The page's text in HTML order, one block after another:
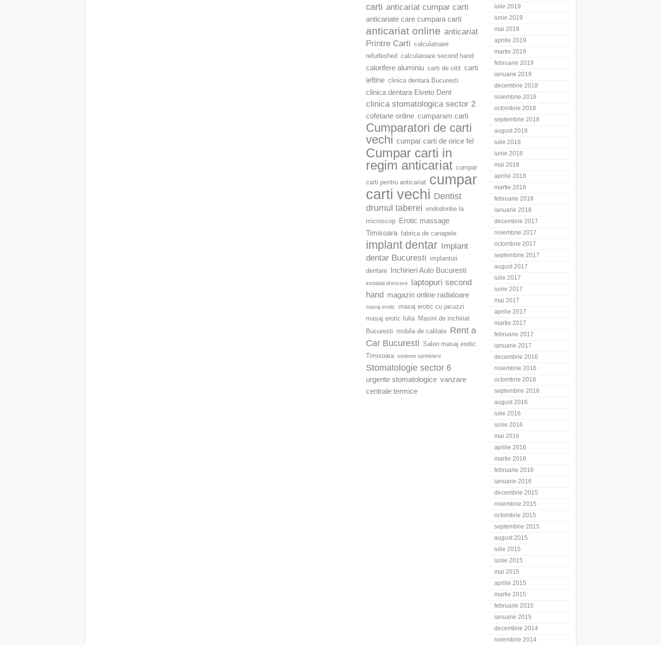
carti anticariat cumpar carti
anticariate care cumpara carti
anticariat online anticariat
Printre Carti calculatoare
refurbished calculatoare second hand
calorifere aluminiu carti de citit carti
ieftine clinica dentara Bucuresti
clinica dentara Elveto Dent
clinica stomatologica sector 2
cofetarie online cumparam carti
Cumparatori de carti
vechi cumpar carti de orice fel
Cumpar carti in
regim anticariat cumpar
carti pentru anticariat cumpar
carti vechi Dentist
drumul taberei endodontie la
microscop
Erotic massage
Timisoara fabrica de canapele
implant dentar Implant
dentar Bucuresti
implanturi
dentare
Inchirieri Auto Bucuresti
instalatii drencere
laptopuri second
hand magazin online radiatoare
masaj erotic
masaj erotic cu jacuzzi
masaj erotic Iulia
Masini de inchiriat
Bucuresti
mobila de calitate Rent a
Car Bucuresti
Salon masaj erotic
Timisoara sisteme sprinklere
Stomatologie sector 6
urgente stomatologice vanzare
centrale termice
iulie 2019
iunie 2019
mai 2019
aprilie 2019
martie 2019
februarie 2019
ianuarie 2019
decembrie 2018
noiembrie 2018
octombrie 2018
septembrie 2018
august 2018
iulie 2018
iunie 2018
mai 2018
aprilie 2018
martie 2018
februarie 2018
ianuarie 2018
decembrie 2017
noiembrie 2017
octombrie 2017
septembrie 2017
august 2017
iulie 2017
iunie 2017
mai 2017
aprilie 2017
martie 2017
februarie 2017
ianuarie 2017
decembrie 2016
noiembrie 2016
octombrie 2016
septembrie 2016
august 2016
iulie 2016
iunie 2016
mai 2016
aprilie 2016
martie 2016
februarie 2016
ianuarie 2016
decembrie 2015
noiembrie 2015
octombrie 2015
septembrie 2015
august 2015
iulie 2015
iunie 2015
mai 2015
aprilie 2015
martie 2015
februarie 2015
ianuarie 2015
decembrie 2014
noiembrie 2014